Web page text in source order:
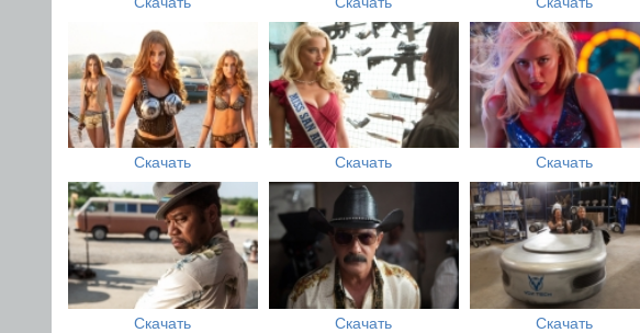
Скачать Скачать Скачать
Скачать Скачать Скачать